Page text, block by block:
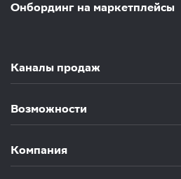
Онбординг на маркетплейсы
Каналы продаж
Возможности
Компания